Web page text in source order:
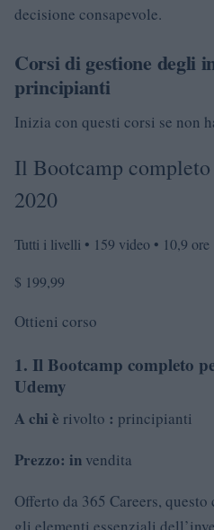
decisione consapevole.
Corsi di gestione degli
principianti
Inizia con questi corsi se non
Il Bootcamp
2020
Tutti i livelli • 159 video • 10,9 ore
$ 199,99
Ottieni corso
1. Il Bootcamp completo
Udemy
A chi è rivolto : principianti
Prezzo: in vendita
Offerto da 365 Careers,
gli elementi essenziali